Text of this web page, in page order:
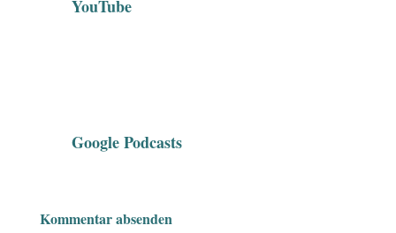
YouTube
Google Podcasts
Kommentar absenden